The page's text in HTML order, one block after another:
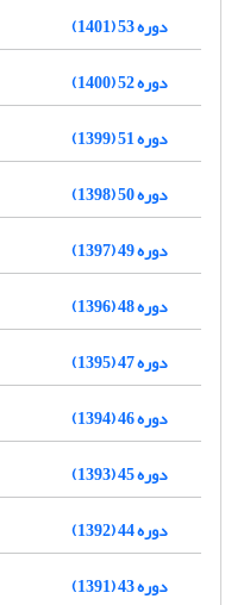
دوره 53 (1401)
دوره 52 (1400)
دوره 51 (1399)
دوره 50 (1398)
دوره 49 (1397)
دوره 48 (1396)
دوره 47 (1395)
دوره 46 (1394)
دوره 45 (1393)
دوره 44 (1392)
دوره 43 (1391)